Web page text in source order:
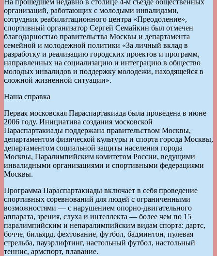
организаций, работающих с молодыми инвалидами,
сотрудник реабилитационного центра «Преодоление»,
спортивный организатор Сергей Семайкин был отмечен
благодарностью правительства Москвы и департамента
семейной и молодежной политики «За личный вклад в
разработку и реализацию городских проектов и программ,
направленных на социализацию и интеграцию в общество
молодых инвалидов и поддержку молодежи, находящейся в
сложной жизненной ситуации».
Наша справка
Первая московская Параспартакиада была проведена в июне
2006 году. Инициатива создания московской
Параспартакиады поддержана правительством Москвы,
департаментом физической культуры и спорта города Москвы,
департаментом социальной защиты населения города
Москвы, Паралимпийским комитетом России, ведущими
инвалидными организациями и спортивными федерациями
Москвы.
Программа Параспартакиады включает в себя проведение
спортивных соревнований для людей с ограниченными
возможностями — с нарушением опорно-двигательного
аппарата, зрения, слуха и интеллекта — более чем по 15
паралимпийским и непаралимпийским видам спорта: дартс,
бочче, бильярд, фехтование, футбол, бадминтон, пулевая
стрельба, пауэрлифтинг, настольный футбол, настольный
теннис, армспорт, плавание.